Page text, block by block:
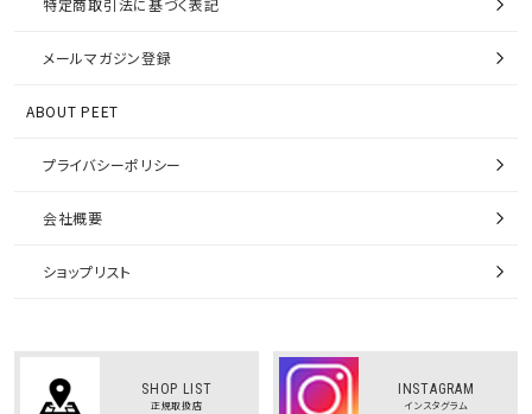
特定商取引法に基づく表記
メールマガジン登録
ABOUT PEET
プライバシーポリシー
会社概要
ショップリスト
SHOP LIST
正規取扱店
INSTAGRAM
インスタグラム